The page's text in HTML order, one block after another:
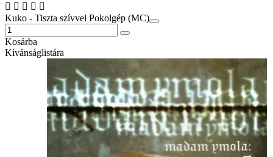
Kuko - Tiszta szívvel Pokolgép (MC)
Kosárba
Kívánságlistára